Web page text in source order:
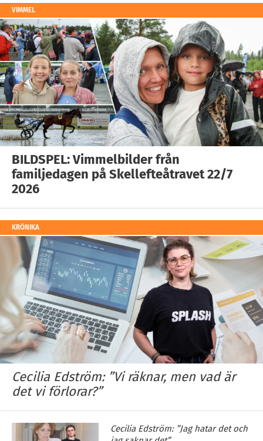
VIMMEL
BILDSPEL: Vimmelbilder från
familjedagen på Skellefteåtravet 22/7
2026
KRÖNIKA
Cecilia Edström: ”Vi räknar, men vad är
det vi förlorar?”
Cecilia Edström: ”Jag hatar det och